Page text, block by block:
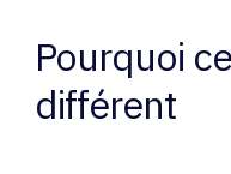
Pourquoi
différent